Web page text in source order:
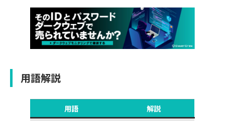
用語解説
用語
解説